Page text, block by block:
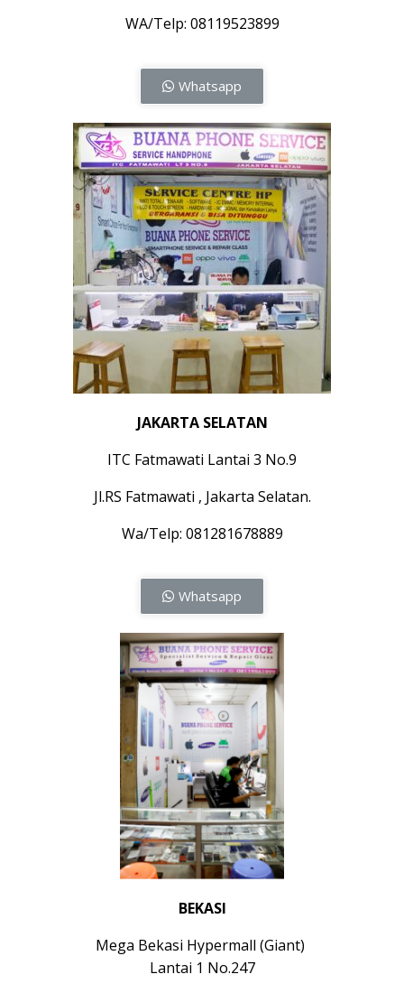
WA/Telp: 08119523899
Whatsapp
JAKARTA SELATAN
ITC Fatmawati Lantai 3 No.9
Jl.RS Fatmawati , Jakarta Selatan.
Wa/Telp: 081281678889
Whatsapp
BEKASI
Mega Bekasi Hypermall (Giant)
Lantai 1 No.247